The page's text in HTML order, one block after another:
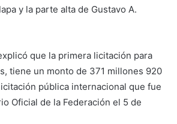
y la parte alta de Gustavo A.
que la primera licitación para
tiene un monto de 371 millones 920
pública internacional que fue
Oficial de la Federación el 5 de